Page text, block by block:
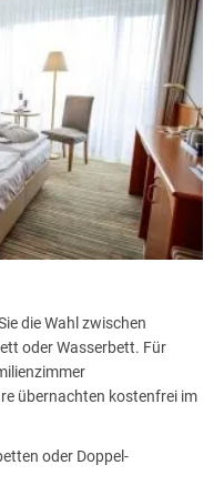
die Wahl zwischen
oder Wasserbett. Für
übernachten kostenfrei im
oder Doppel-